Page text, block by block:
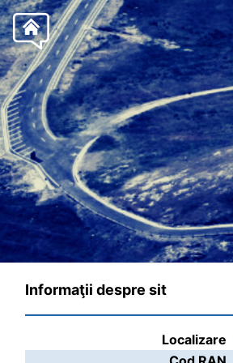
Informaţii despre sit
Localizare